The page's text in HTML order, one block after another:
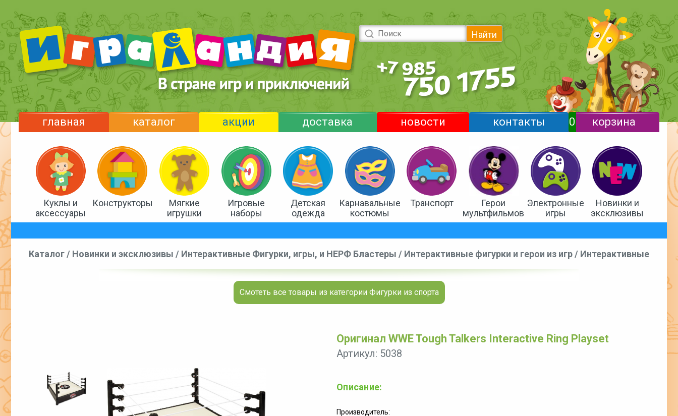
Найти
главная каталог акции доставка новости контакты 0 корзина
Куклы и
аксессуары
Конструкторы
Мягкие
игрушки
Игровые
наборы
Детская
одежда
Карнавальные
костюмы
Транспорт
Герои
мультфильмов
Электронные
игры
Новинки и
эксклюзивы
Каталог / Новинки и эксклюзивы / Интерактивные Фигурки, игры, и НЕРФ Бластеры / Интерактивные фигурки и герои из игр / Интерактивные
фигурки и игровые наборы WWE Tough Talkers Interactive Ring Playset
Смотеть все товары из категории Фигурки из спорта
Оригинал WWE Tough Talkers Interactive Ring Playset
Артикул: 5038
Описание:
Производитель: